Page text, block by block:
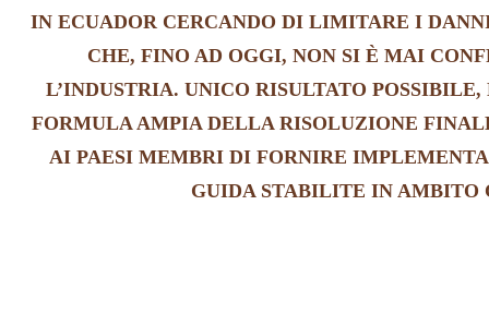
IN ECUADOR CERCANDO DI LIMITARE I
CHE, FINO AD OGGI, NON SI È MAI
L’INDUSTRIA. UNICO RISULTATO
FORMULA AMPIA DELLA RISOLUZIONE
AI PAESI MEMBRI DI FORNIRE
GUIDA STABILITE IN AMBITO